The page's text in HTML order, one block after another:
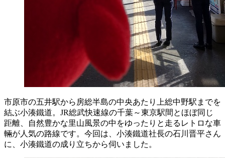
市原市の五井駅から房総半島の中央あたり上総中野駅までを
結ぶ小湊鐵道。JR総武快速線の千葉～東京駅間とほぼ同じ
距離、自然豊かな里山風景の中をゆったりと走るレトロな車
輛が人気の路線です。今回は、小湊鐵道社長の石川 晋平さん
に、小湊鐵道の成り立ちから伺いました。